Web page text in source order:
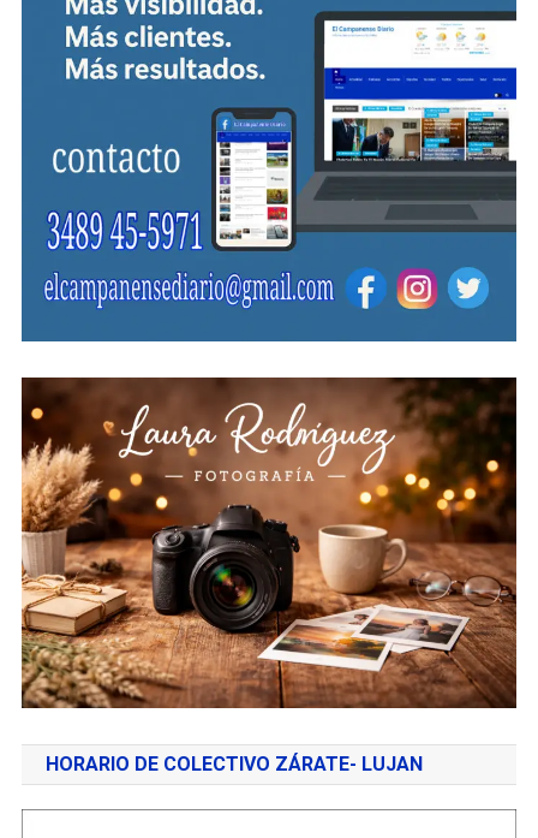
HORARIO DE COLECTIVO ZÁRATE- LUJAN